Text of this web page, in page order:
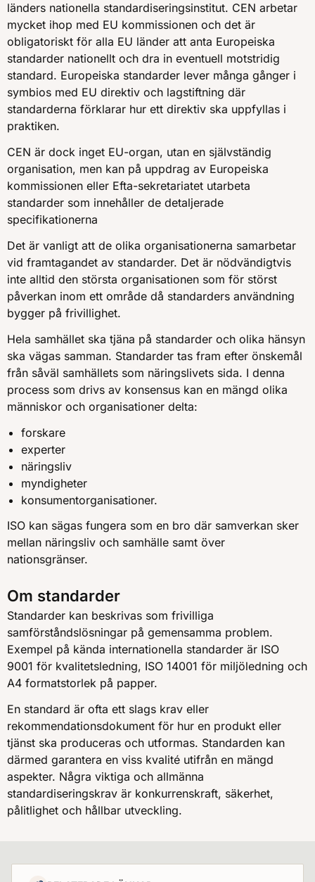
länders nationella standardiseringsinstitut. CEN arbetar
mycket ihop med EU kommissionen och det är
obligatoriskt för alla EU länder att anta Europeiska
standarder nationellt och dra in eventuell motstridig
standard. Europeiska standarder lever många gånger i
symbios med EU direktiv och lagstiftning där
standarderna förklarar hur ett direktiv ska uppfyllas i
praktiken.
CEN är dock inget EU-organ, utan en självständig
organisation, men kan på uppdrag av Europeiska
kommissionen eller Efta-sekretariatet utarbeta
standarder som innehåller de detaljerade
specifikationerna
Det är vanligt att de olika organisationerna samarbetar
vid framtagandet av standarder. Det är nödvändigtvis
inte alltid den största organisationen som för störst
påverkan inom ett område då standarders användning
bygger på frivillighet.
Hela samhället ska tjäna på standarder och olika hänsyn
ska vägas samman. Standarder tas fram efter önskemål
från såväl samhällets som näringslivets sida. I denna
process som drivs av konsensus kan en mängd olika
människor och organisationer delta:
forskare
experter
näringsliv
myndigheter
konsumentorganisationer.
ISO kan sägas fungera som en bro där samverkan sker
mellan näringsliv och samhälle samt över
nationsgränser.
Om standarder
Standarder kan beskrivas som frivilliga
samförståndslösningar på gemensamma problem.
Exempel på kända internationella standarder är ISO
9001 för kvalitetsledning, ISO 14001 för miljöledning och
A4 formatstorlek på papper.
En standard är ofta ett slags krav eller
rekommendationsdokument för hur en produkt eller
tjänst ska produceras och utformas. Standarden kan
därmed garantera en viss kvalité utifrån en mängd
aspekter. Några viktiga och allmänna
standardiseringskrav är konkurrenskraft, säkerhet,
pålitlighet och hållbar utveckling.